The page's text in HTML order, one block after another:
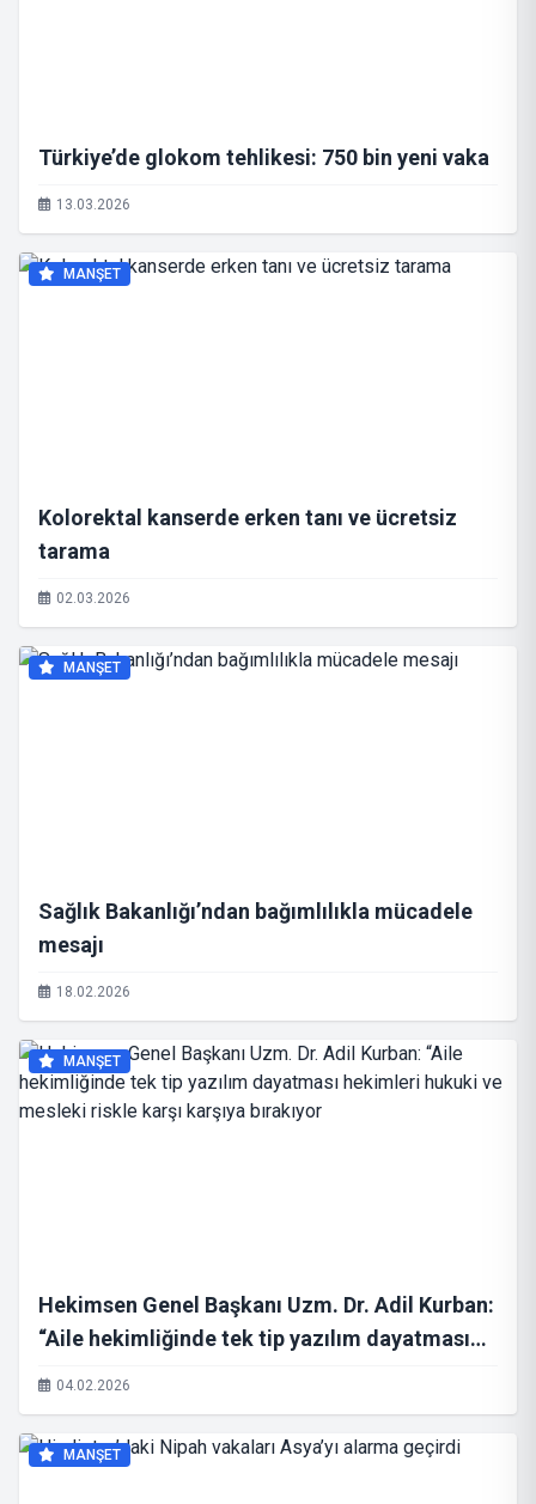
Türkiye’de glokom tehlikesi: 750 bin yeni vaka
13.03.2026
MANŞET
Kolorektal kanserde erken tanı ve ücretsiz
tarama
02.03.2026
MANŞET
Sağlık Bakanlığı’ndan bağımlılıkla mücadele
mesajı
18.02.2026
MANŞET
Hekimsen Genel Başkanı Uzm. Dr. Adil Kurban:
“Aile hekimliğinde tek tip yazılım dayatması
hekimleri hukuki ve mesleki riskle karşı
04.02.2026
MANŞET